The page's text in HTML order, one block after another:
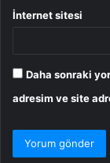
İnternet sitesi
Daha sonraki
adresim ve site